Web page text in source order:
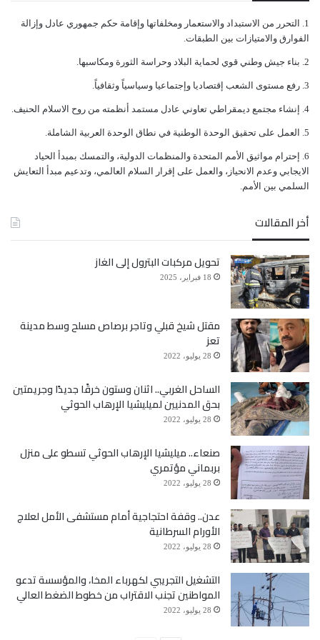
لسان حال السعودية : عداوة صالح أشرف للمملكة من
صداقة نزلاء الفنادق.
لسان حال الاصلاح : ليتني كنت نسياً منسياً
الطرقات تشتاق لعلي عبدالله صالح،أعمدة الانارة تشتاق
لعلي عبدالله صالح، والأعياد الوطنية، والمهرة الى
وصافر واذاعة تعز وصنعاء وواحة اليوم تشتاق لواحة
الأمس والجامعة العربية،والله
ثلاثون مليون يمني وأنا أولهم نشتاق لعلي عبدالله صالح،
وأكثر من نصف مليار عربي وأرتيريا، وأثيوبيا، ومصر، علي
عبدالله صالح أنهى أول نزاع بين مصر واثيوبيا بشأن سد
النهضة بطرقه السلمية، علي عبدالله صالح بنى لارتيريا
القصر الرئاسي، وأهدى اثيوبيا الموكب الرئاسي المدرع،
وتشتاق له فلسطين،وغزة والمدارس التي بناها في الضفة
وفي القطاع
لأختصر المسافة : الدنيا تشتاقك يا صالح والحرب يا صاحب
القرار الخرافي تشتاقك.
ﺍﻟﺘﺤﺮﺭ ﻣﻦ ﺍﻻﺳﺘﺒﺪﺍﺩ ﻭﺍﻻﺳﺘﻌﻤﺎﺭ ﻭﻣﺨﻠﻔﺎﺗﻬﺎ ﻭﺇﻗﺎﻣﺔ ﺣﻜﻢ ﺟﻤﻬﻮﺭﻱ ﻋﺎﺩﻝ ﻭﺇﺯﺍﻟﺔ
ﺍﻟﻔﻮﺍﺭﻕ ﻭﺍﻻﻣﺘﻴﺎﺯﺍﺕ ﺑﻴﻦ ﺍﻟﻄﺒﻘﺎﺕ.
ﺑﻨﺎﺀ ﺟﻴﺶ ﻭﻃﻨﻲ ﻗﻮﻱ ﻟﺤﻤﺎﻳﺔ ﺍﻟﺒﻼﺩ ﻭﺣﺮﺍﺳﺔ ﺍﻟﺜﻮﺭﺓ ﻭﻣﻜﺎﺳﺒﻬﺎ.
ﺭﻓﻊ ﻣﺴﺘﻮﻯ ﺍﻟﺸﻌﺐ ﺇﻗﺘﺼﺎﺩﻳﺎ ﻭﺇﺟﺘﻤﺎﻋﻴﺎ ﻭﺳﻴﺎﺳﻴﺎً ﻭﺛﻘﺎﻓﻴﺎً.
ﺇﻧﺸﺎﺀ ﻣﺠﺘﻤﻊ ﺩﻳﻤﻘﺮﺍﻃﻲ ﺗﻌﺎﻭﻧﻲ ﻋﺎﺩﻝ ﻣﺴﺘﻤﺪ ﺃﻧﻈﻤﺘﻪ ﻣﻦ ﺭﻭﺡ ﺍﻻﺳﻼﻡ ﺍﻟﺤﻨﻴﻒ.
ﺍﻟﻌﻤﻞ ﻋﻠﻰ ﺗﺤﻘﻴﻖ ﺍﻟﻮﺣﺪﺓ ﺍﻟﻮﻃﻨﻴﺔ ﻓﻲ ﻧﻄﺎﻕ ﺍﻟﻮﺣﺪﺓ ﺍﻟﻌﺮﺑﻴﺔ ﺍﻟﺸﺎﻣﻠﺔ.
ﺇﺣﺘﺮﺍﻡ ﻣﻮﺍﺛﻴﻖ الأﻣﻢ ﺍﻟﻤﺘﺤﺪﺓ ﻭﺍﻟﻤﻨﻈﻤﺎﺕ ﺍﻟﺪﻭﻟﻴﺔ، ﻭﺍﻟﺘﻤﺴﻚ ﺑﻤﺒﺪﺃ ﺍﻟﺤﻴﺎﺩ
ﺍﻻﻳﺠﺎﺑﻲ ﻭﻋﺪﻡ ﺍﻻﻧﺤﻴﺎﺯ، ﻭﺍﻟﻌﻤﻞ ﻋﻠﻰ ﺇﻗﺮﺍﺭ ﺍﻟﺴﻼﻡ ﺍﻟﻌﺎﻟﻤﻲ، ﻭﺗﺪﻋﻴﻢ ﻣﺒﺪﺃ ﺍﻟﺘﻌﺎﻳﺶ
ﺍﻟﺴﻠﻤﻲ ﺑﻴﻦ ﺍﻷﻣﻢ.
أخر المقالات
تحويل مركبات البترول إلى الغاز
18 فبراير، 2025
مقتل شيخ قبلي وتاجر برصاص مسلح وسط مدينة
تعز
28 يوليو، 2022
الساحل الغربي.. اثنان وستون خرقًا جديدًا وجريمتين
بحق المدنيين لميليشيا الإرهاب الحوثي
28 يوليو، 2022
صنعاء.. ميليشيا الإرهاب الحوثي تسطو على منزل
بربماني مؤتمري
28 يوليو، 2022
عدن.. وقفة احتجاجية أمام مستشفى الأمل لعلاج
الأورام السرطانية
28 يوليو، 2022
التشغيل التجريبي لكهرباء المخا، والمؤسسة تدعو
المواطنين تجنب الاقتراب من خطوط الضغط العالي
28 يوليو، 2022